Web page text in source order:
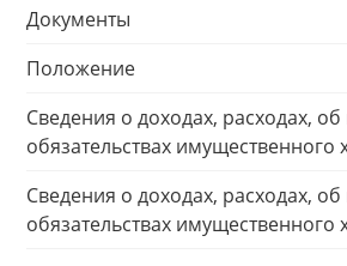
Документы
Положение
Сведения о доходах, расходах,
обязательствах имущественного
Сведения о доходах, расходах,
обязательствах имущественного